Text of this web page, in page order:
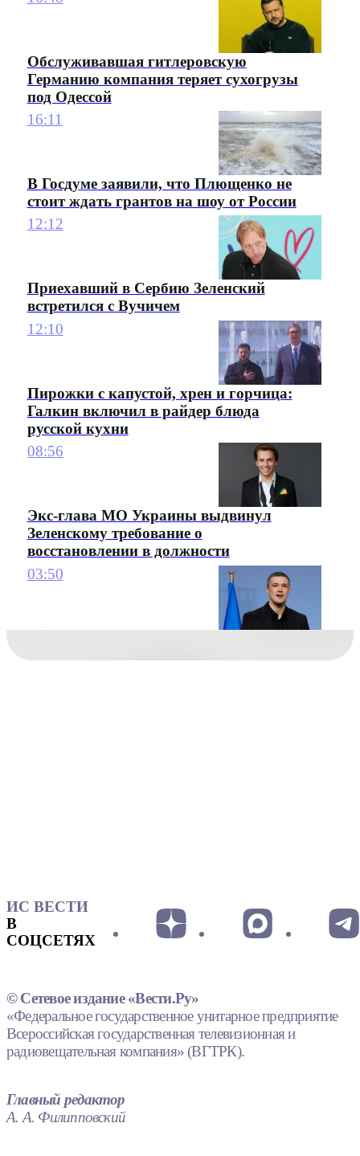
Обслуживавшая гитлеровскую
Германию компания теряет сухогрузы
под Одессой
16:11
В Госдуме заявили, что Плющенко не
стоит ждать грантов на шоу от России
12:12
Приехавший в Сербию Зеленский
встретился с Вучичем
12:10
Пирожки с капустой, хрен и горчица:
Галкин включил в райдер блюда
русской кухни
08:56
Экс-глава МО Украины выдвинул
Зеленскому требование о
восстановлении в должности
03:50
ИС ВЕСТИ
В
СОЦСЕТЯХ
© Сетевое издание «Вести.Ру»
«Федеральное государственное унитарное предприятие
Всероссийская государственная телевизионная и
радиовещательная компания» (ВГТРК).
Главный редактор
А. А. Филипповский